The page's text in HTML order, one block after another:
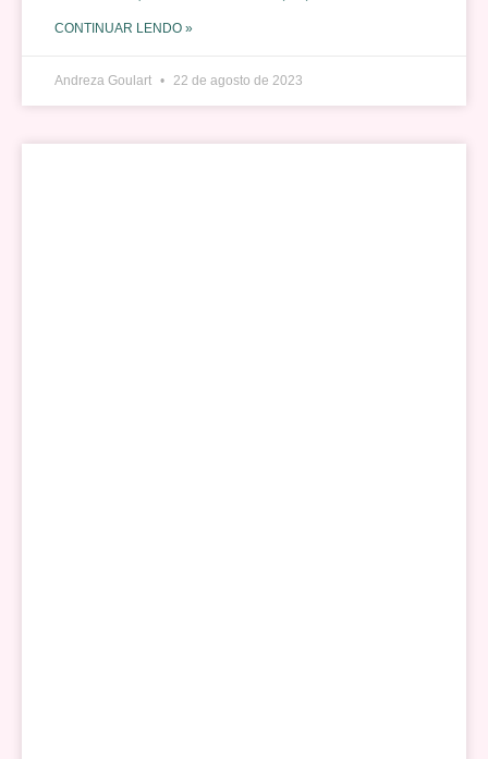
CONTINUAR LENDO »
Andreza Goulart 22 de agosto de 2023